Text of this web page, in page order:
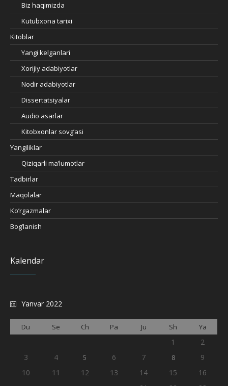
Biz haqimizda
Kutubxona tarixi
Kitoblar
Yangi kelganlari
Xorijiy adabiyotlar
Nodir adabiyotlar
Dissertatsiyalar
Audio asarlar
Kitobxonlar sovg’asi
Yangiliklar
Qiziqarli ma’lumotlar
Tadbirlar
Maqolalar
Ko’rgazmalar
Bog’lanish
Kalendar
Yanvar 2022
Du Se Ch Pa Ju Sh Ya
1
2
3
4 5 6 7 8
9
10
11 12 13 14 15 16